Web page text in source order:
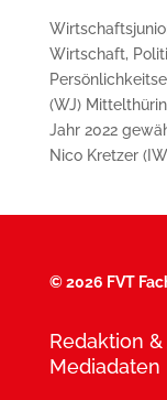
Wirtschaft,
(WJ)
Jahr 2022
Nico Kretzer
©2026 FVT
Redaktion
Mediadaten